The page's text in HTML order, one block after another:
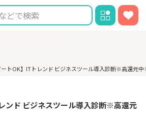
ートOK】ITトレンド ビジネスツール導入診断※高還元
ンド ビジネスツール導入診断※高還元